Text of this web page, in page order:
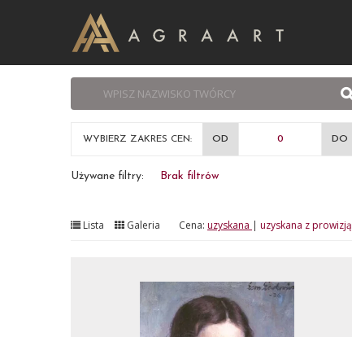
WYBIERZ ZAKRES CEN: OD DO
Używane filtry: Brak filtrów
Lista Galeria Cena: uzyskana | uzyskana z prowizją